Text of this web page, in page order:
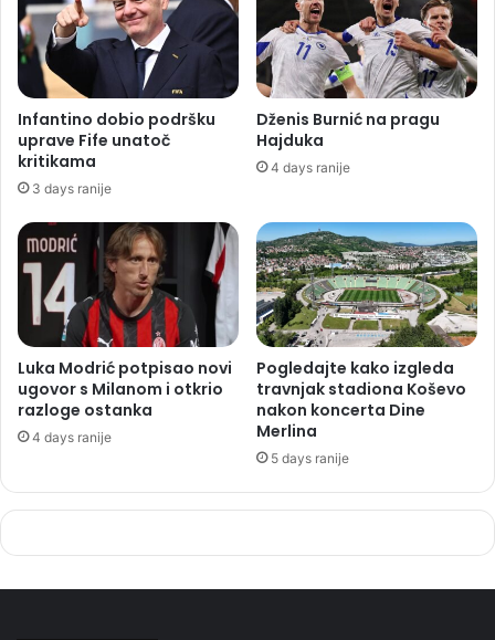
Infantino dobio podršku
uprave Fife unatoč
kritikama
3 days ranije
Dženis Burnić na pragu
Hajduka
4 days ranije
Luka Modrić potpisao novi
ugovor s Milanom i otkrio
razloge ostanka
4 days ranije
Pogledajte kako izgleda
travnjak stadiona Koševo
nakon koncerta Dine
Merlina
5 days ranije